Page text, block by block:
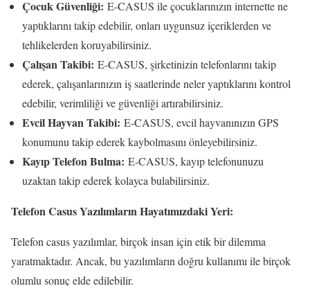
Çocuk Güvenliği: E-CASUS ile çocuklarınızın internette ne
yaptıklarını takip edebilir, onları uygunsuz içeriklerden ve
tehlikelerden koruyabilirsiniz.
Çalışan Takibi: E-CASUS, şirketinizin telefonlarını takip
ederek, çalışanlarınızın iş saatlerinde neler yaptıklarını kontrol
edebilir, verimliliği ve güvenliği artırabilirsiniz.
Evcil Hayvan Takibi: E-CASUS, evcil hayvanınızın GPS
konumunu takip ederek kaybolmasını önleyebilirsiniz.
Kayıp Telefon Bulma: E-CASUS, kayıp telefonunuzu
uzaktan takip ederek kolayca bulabilirsiniz.
Telefon Casus Yazılımların Hayatımızdaki Yeri:
Telefon casus yazılımlar, birçok insan için etik bir dilemma
yaratmaktadır. Ancak, bu yazılımların doğru kullanımı ile birçok
olumlu sonuç elde edilebilir.